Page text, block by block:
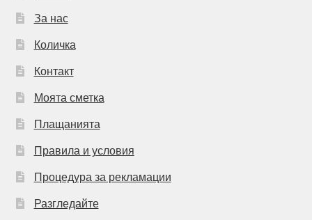
За нас
Количка
Контакт
Моята сметка
Плащанията
Правила и условия
Процедура за рекламации
Разгледайте